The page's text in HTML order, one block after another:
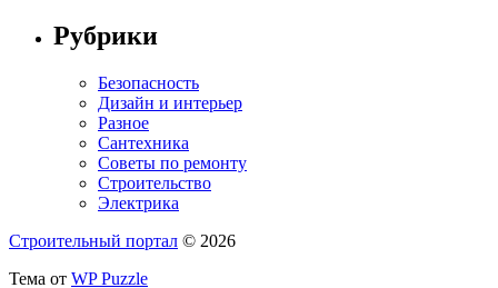
Рубрики
Безопасность
Дизайн и интерьер
Разное
Сантехника
Советы по ремонту
Строительство
Электрика
Строительный портал © 2026
Тема от WP Puzzle